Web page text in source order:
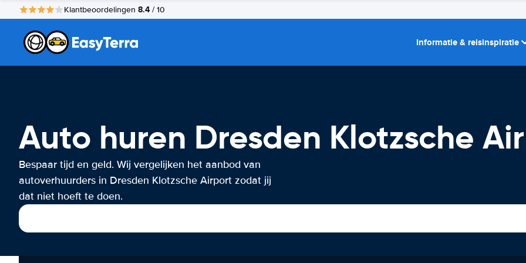
Klantbeoordelingen 8.4 / 10
Informatie & reisinspiratie
Auto huren Dresden Klotzsche
Bespaar tijd en geld. Wij vergelijken het aanbod van
autoverhuurders in Dresden Klotzsche Airport zodat jij
dat niet hoeft te doen.